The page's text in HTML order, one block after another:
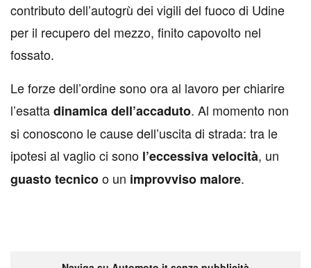
contributo dell’autogrù dei vigili del fuoco di Udine
per il recupero del mezzo, finito capovolto nel
fossato.
Le forze dell’ordine sono ora al lavoro per chiarire
l’esattadinamica dell’accaduto. Al momento non
si conoscono le cause dell’uscita di strada: tra le
ipotesi al vaglio ci sono l’eccessiva velocità, un
guasto tecnicoo un improvviso malore.